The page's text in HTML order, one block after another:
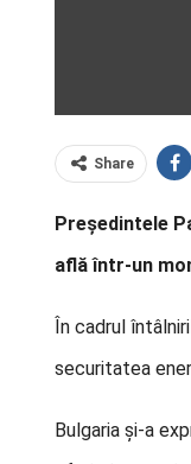
Share
Președintele
află într-un
În cadrul
securitatea
Bulgaria și-a